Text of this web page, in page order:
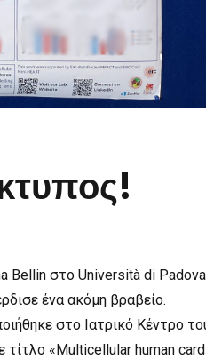
Bellin στο Università di Padova
ένα ακόμη βραβείο.
στο Ιατρικό Κέντρο
τίτλο «Multicellular human